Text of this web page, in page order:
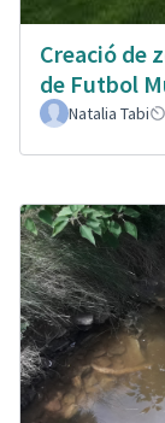
Creació de
de Futbol
Natalia Tabi